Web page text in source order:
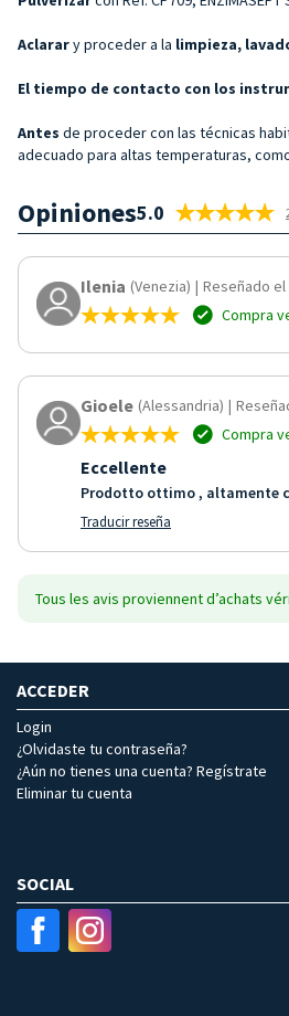
Aclarary proceder a la limpieza,
El tiempo de contacto con los
Antes de proceder con las técnicas
adecuado para altas temperaturas,
Opiniones5.0
Ilenia (Venezia) | Reseñado el
Compra
Gioele (Alessandria) |
Compra
Eccellente
Prodotto ottimo , altamente
Traducir reseña
Tous les avis proviennent d’achats
ACCEDER
Login
¿Olvidaste tu contraseña?
¿Aún no tienes una cuenta? Regístrate
Eliminar tu cuenta
SOCIAL